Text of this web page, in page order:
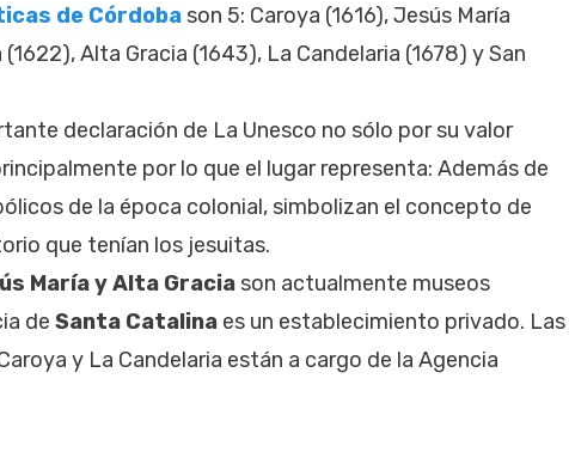
de Córdoba son 5: Caroya (1616), Jesús María
Alta Gracia (1643), La Candelaria (1678) y San
declaración de La Unesco no sólo por su valor
por lo que el lugar representa: Además de
de la época colonial, simbolizan el concepto de
que tenían los jesuitas.
María y Alta Gracia son actualmente museos
de Santa Catalina es un establecimiento privado. Las
y La Candelaria están a cargo de la Agencia